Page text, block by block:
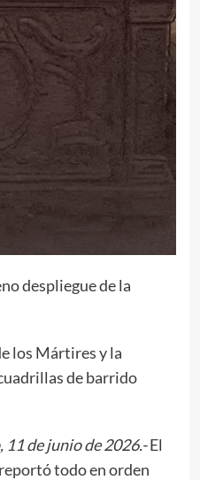
despliegue de la
los Mártires y la
de barrido
11 de junio de 2026.-El
todo en orden